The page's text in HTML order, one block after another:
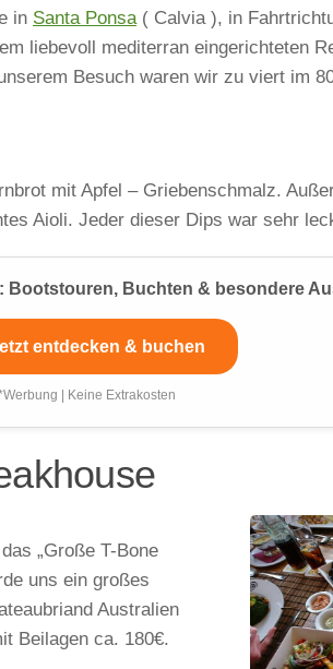
in Santa Ponsa ( Calvia ), in
liebevoll mediterran eingerichteten
Besuch waren wir zu viert im
mit Apfel – Griebenschmalz.
Aioli. Jeder dieser Dips war sehr
Bootstouren, Buchten & besondere
entdecken & buchen
| Keine Extrakosten
„Große T-Bone
uns ein großes
Australien
Beilagen ca. 180€.